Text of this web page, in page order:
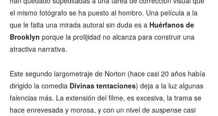
el mismo fotógrafo se ha puesto al hombro. Una película a la
que le falta una mirada autoral sin duda es a Huérfanos de
Brooklyn porque la prolijidad no alcanza para construir una
atractiva narrativa.
Este segundo largometraje de Norton (hace casi 20 años había
dirigido la comedia Divinas tentaciones) deja a la luz algunas
falencias más. La extensión del filme, es excesiva, la trama se
hace enrevesada y morosa, y con un nivel de suspense casi